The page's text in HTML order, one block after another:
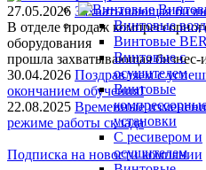
Винтовые
Винтовые
Винтовые с
осушителем
Винтовые
установки
C ресивером и
осушителем
27.05.2026 Захватывающая
В отделе продаж
оборудования
прошла захватывающая бизнес-
30.04.2026 Поздравляем с
окончанием обучения!
22.08.2025 Временные
режиме работы склада
Подписка на новости компании